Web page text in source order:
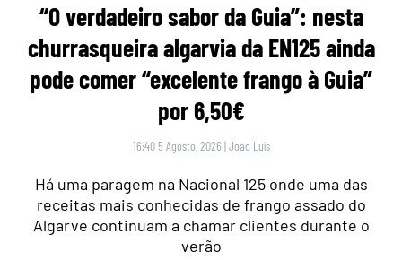
“O verdadeiro sabor da Guia”: nesta
churrasqueira algarvia da EN125 ainda
pode comer “excelente frango à Guia”
por 6,50€
16:40 5 Agosto, 2026 |João Luís
Há uma paragem na Nacional 125 onde uma das
receitas mais conhecidas de frango assado do
Algarve continuam a chamar clientes durante o
verão